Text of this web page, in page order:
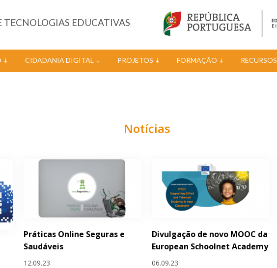
TECNOLOGIAS EDUCATIVAS
CIDADANIA DIGITAL PROJETOS FORMAÇÃO RECURSOS
Notícias
Práticas Online Seguras e
Saudáveis
12.09.23
Divulgação de novo MOOC da
European Schoolnet Academy
06.09.23